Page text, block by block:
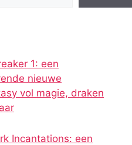
1: een
nieuwe
vol magie, draken
Incantations: een